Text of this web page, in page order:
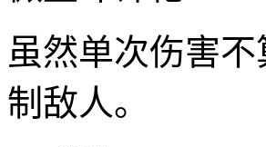
虽然单次伤害
制敌人。